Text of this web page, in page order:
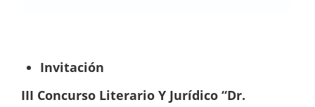
Invitación
III Concurso Literario Y Jurídico “Dr.